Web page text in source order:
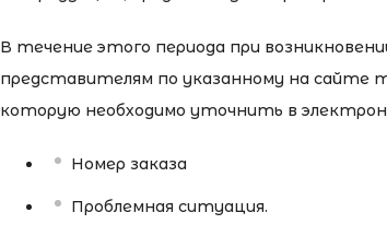
В течение этого периода при
представителям по указанному на сайте
которую необходимо уточнить в
Номер заказа
Проблемная ситуация.